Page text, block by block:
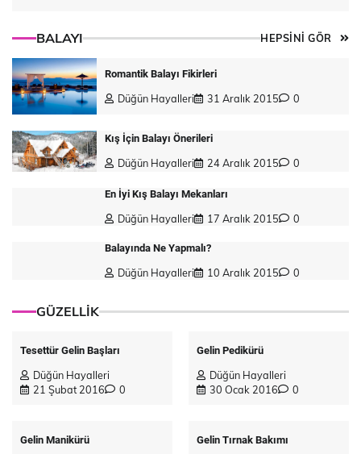
BALAYI HEPSİNİ GÖR
Romantik Balayı Fikirleri
Düğün Hayalleri 31 Aralık 2015 0
Kış İçin Balayı Önerileri
Düğün Hayalleri 24 Aralık 2015 0
En İyi Kış Balayı Mekanları
Düğün Hayalleri 17 Aralık 2015 0
Balayında Ne Yapmalı?
Düğün Hayalleri 10 Aralık 2015 0
GÜZELLİK
Tesettür Gelin Başları
Düğün Hayalleri
21 Şubat 2016
0
Gelin Pedikürü
Düğün Hayalleri
30 Ocak 2016
0
Gelin Manikürü Gelin Tırnak Bakımı